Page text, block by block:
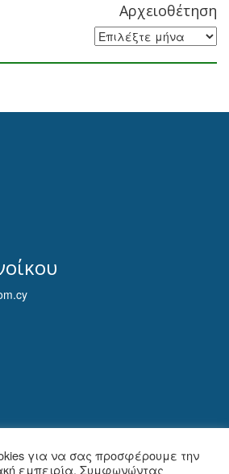
Αρχειοθέτηση
Αρχειοθέτηση
για να σας προσφέρουμε την
εμπειρία. Συμφωνώντας